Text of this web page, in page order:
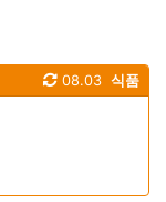
식품
08.03